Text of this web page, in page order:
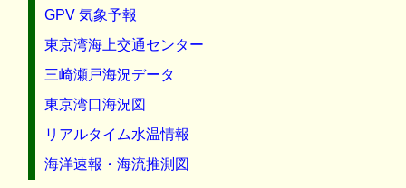
GPV 気象予報
東京湾海上交通センター
三崎瀬戸海況データ
東京湾口海況図
リアルタイム水温情報
海洋速報・海流推測図